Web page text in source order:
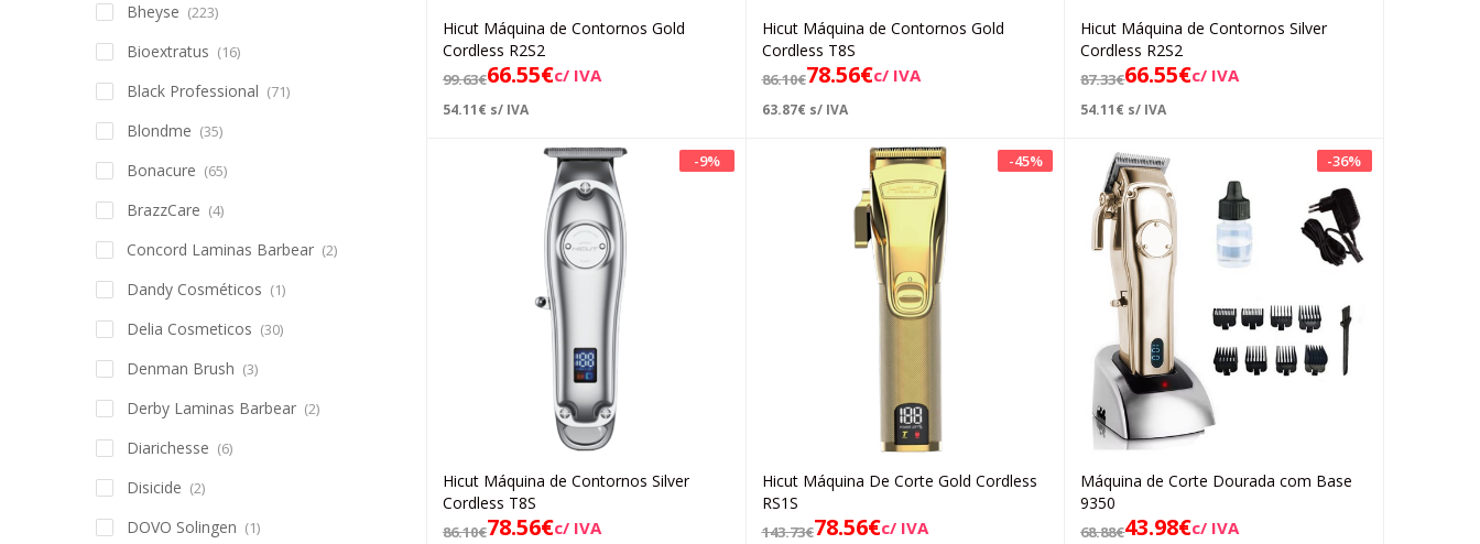
Adicionar
Hicut Máquina de Contornos Gold
Cordless R2S2
99.63€66.55€c/ IVA
54.11€ s/ IVA
Adicionar
Hicut Máquina de Contornos Gold
Cordless T8S
86.10€78.56€c/ IVA
63.87€ s/ IVA
Adicionar
Hicut Máquina de Contornos Silver
Cordless R2S2
87.33€66.55€c/ IVA
54.11€ s/ IVA
-9%
Adicionar
Hicut Máquina de Contornos Silver
Cordless T8S
86.10€78.56€c/ IVA
-45%
Adicionar
Hicut Máquina De Corte Gold Cordless
RS1S
143.73€78.56€c/ IVA
-36%
Adicionar
Máquina de Corte Dourada com Base
9350
68.88€43.98€c/ IVA
Bheyse (223)
Bioextratus (16)
Black Professional (71)
Blondme (35)
Bonacure (65)
BrazzCare (4)
Concord Laminas Barbear (2)
Dandy Cosméticos (1)
Delia Cosmeticos (30)
Denman Brush (3)
Derby Laminas Barbear (2)
Diarichesse (6)
Disicide (2)
DOVO Solingen (1)